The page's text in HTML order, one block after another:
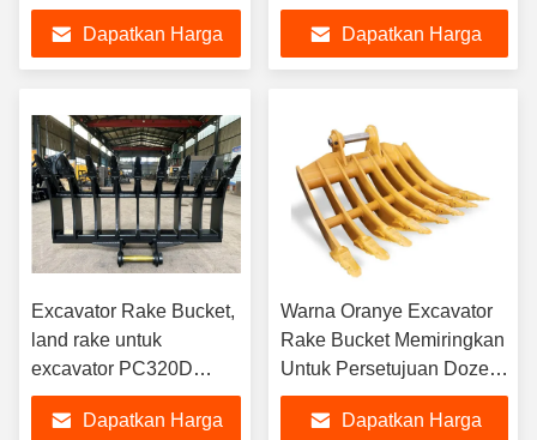
PC320
Dapatkan Harga
Excavator 5-35 Ton
Dapatkan Harga
Excavator Rake Bucket,
land rake untuk
excavator PC320D
PC200
Dapatkan Harga
Warna Oranye Excavator
Rake Bucket Memiringkan
Untuk Persetujuan Dozer
Digger CE
Dapatkan Harga